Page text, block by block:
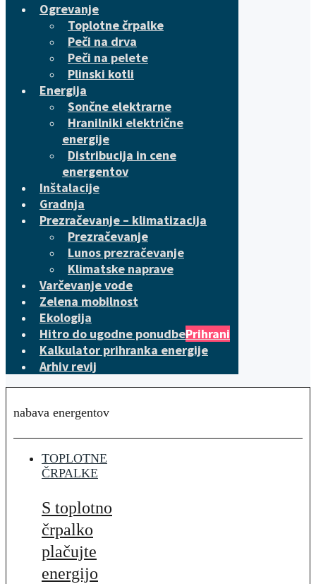
Ogrevanje
Toplotne črpalke
Peči na drva
Peči na pelete
Plinski kotli
Energija
Sončne elektrarne
Hranilniki električne
energije
Distribucija in cene
energentov
Inštalacije
Gradnja
Prezračevanje – klimatizacija
Prezračevanje
Lunos prezračevanje
Klimatske naprave
Varčevanje vode
Zelena mobilnost
Ekologija
Hitro do ugodne ponudbePrihrani
Kalkulator prihranka energije
Arhiv revij
nabava energentov
TOPLOTNE
ČRPALKE
S toplotno
črpalko
plačujte
energijo